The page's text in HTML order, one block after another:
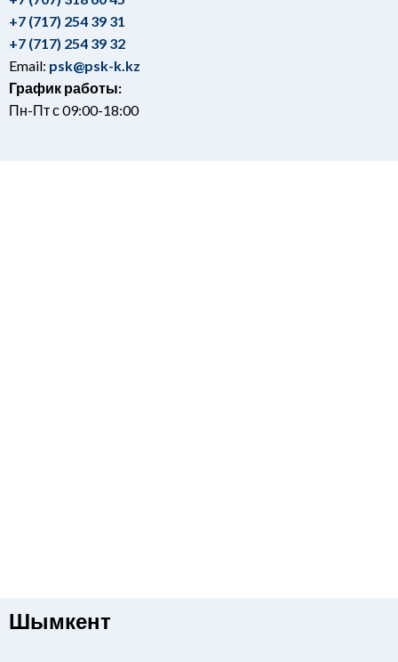
+7 (717) 254 39 31
+7 (717) 254 39 32
Email: psk@psk-k.kz
График работы:
Пн-Пт с 09:00-18:00
Шымкент